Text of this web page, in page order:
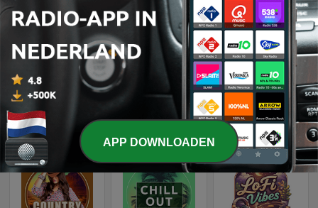
Rewind 2000's 80s Pop Vibes
APP DOWNLOADEN